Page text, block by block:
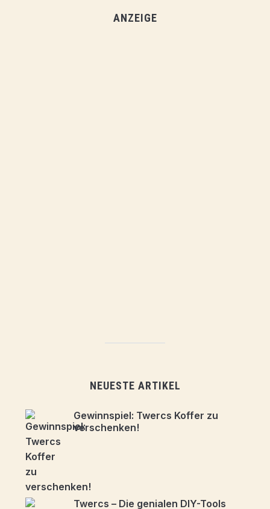
ANZEIGE
NEUESTE ARTIKEL
Gewinnspiel: Twercs Koffer zu
verschenken!
Twercs – Die genialen DIY-Tools